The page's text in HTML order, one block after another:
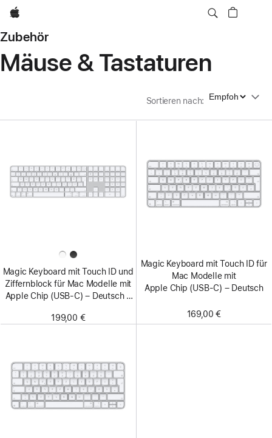
Apple
Zubehör
Mäuse & Tastaturen
Sortieren nach: Sortieren nach
Magic Keyboard mit Touch ID und
Ziffern­block für Mac Modelle mit
Apple Chip (USB‑C) – Deutsch –
199,00 €
Magic Keyboard mit Touch ID für
Mac Modelle mit
Apple Chip (USB-C) – Deutsch
169,00 €